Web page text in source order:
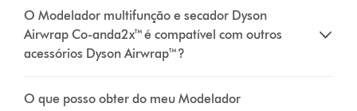
O Modelador multifunção e secador Dyson
Airwrap Co-anda2x™ é compatível com outros
acessórios Dyson Airwrap™?
O que posso obter do meu Modelador